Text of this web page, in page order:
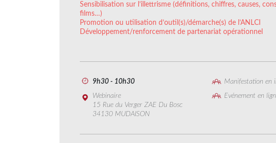
Sensibilisation sur l’illettrisme (définitions, chiffres, causes,
films…)
Promotion ou utilisation d’outil(s)/démarche(s) de l’ANLCI
Développement/renforcement de partenariat opérationnel
9h30 - 10h30
Manifestation en
Webinaire
15 Rue du Verger ZAE Du Bosc
34130 MUDAISON
Evénement en